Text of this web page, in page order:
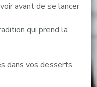
avant de se lancer
qui prend la
dans vos desserts